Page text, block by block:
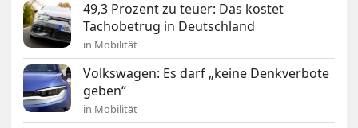
49,3 Prozent zu teuer: Das kostet
Tachobetrug in Deutschland
in Mobilität
Volkswagen: Es darf „keine Denkverbote
geben“
in Mobilität